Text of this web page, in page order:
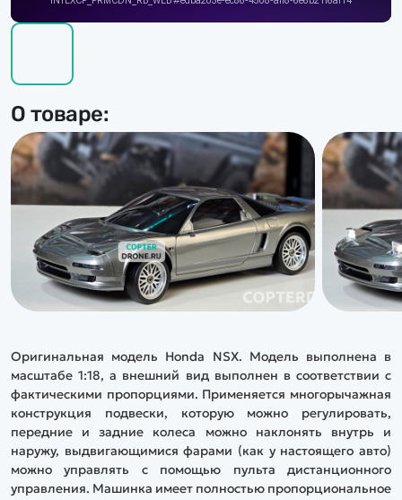
О товаре:
Оригинальная модель Honda NSX. Модель выполнена в
масштабе 1:18, а внешний вид выполнен в соответствии с
фактическими пропорциями. Применяется многорычажная
конструкция подвески, которую можно регулировать,
передние и задние колеса можно наклонять внутрь и
наружу, выдвигающимися фарами (как у настоящего авто)
можно управлять с помощью пульта дистанционного
управления. Машинка имеет полностью пропорциональное